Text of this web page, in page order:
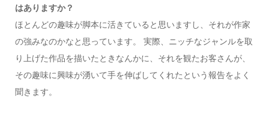
はありますか？
ほとんどの趣味が脚本に活きていると思いますし、それが作家
の強みなのかなと思っています。 実際、ニッチなジャンルを取
り上げた作品を描いたときなんかに、それを観たお客さんが、
その趣味に興味が湧いて手を伸ばしてくれたという報告をよく
聞きます。